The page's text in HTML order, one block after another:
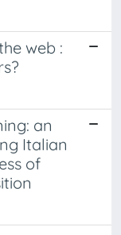
web :
an
Italian
of